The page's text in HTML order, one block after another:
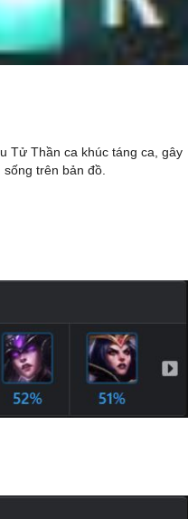
Tử Thần ca khúc táng ca, gây
trên bản đồ.